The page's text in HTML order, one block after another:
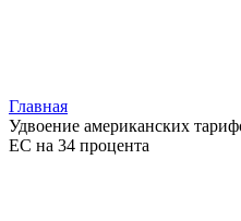
Главная
Удвоение американских
ЕС на 34 процента